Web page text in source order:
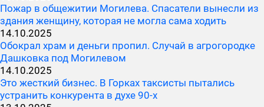
Пожар в общежитии Могилева. Спасатели вынесли из
здания женщину, которая не могла сама ходить
14.10.2025
Обокрал храм и деньги пропил. Случай в агрогородке
Дашковка под Могилевом
14.10.2025
Это жесткий бизнес. В Горках таксисты пытались
устранить конкурента в духе 90-х